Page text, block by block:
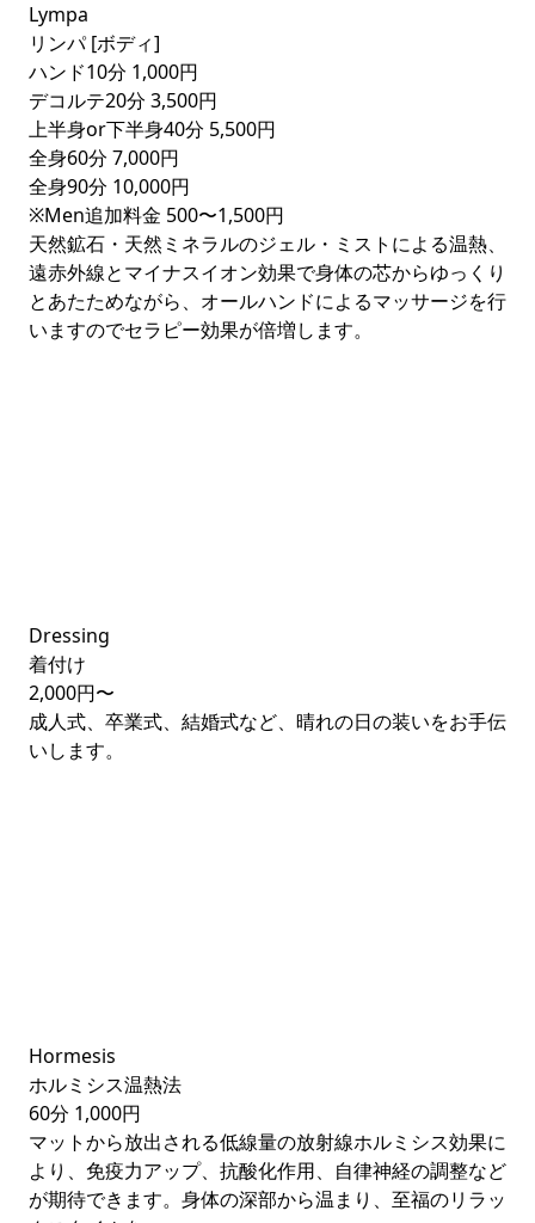
Lympa
リンパ [ボディ]
ハンド10分 1,000円
デコルテ20分 3,500円
上半身or下半身40分 5,500円
全身60分 7,000円
全身90分 10,000円
※Men追加料金 500〜1,500円
天然鉱石・天然ミネラルのジェル・ミストによる温熱、
遠赤外線とマイナスイオン効果で身体の芯からゆっくり
とあたためながら、オールハンドによるマッサージを行
いますのでセラピー効果が倍増します。
Dressing
着付け
2,000円〜
成人式、卒業式、結婚式など、晴れの日の装いをお手伝
いします。
Hormesis
ホルミシス温熱法
60分 1,000円
マットから放出される低線量の放射線ホルミシス効果に
より、免疫力アップ、抗酸化作用、自律神経の調整など
が期待できます。身体の深部から温まり、至福のリラッ